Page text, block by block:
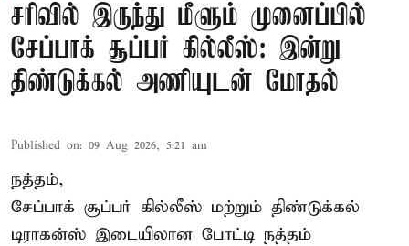
சரிவில் இருந்து மீளும் முனைப்பில்
சேப்பாக் சூப்பர் கில்லீஸ்: இன்று
திண்டுக்கல் அணியுடன் மோதல்
Published on: 09 Aug 2026, 5:21 am
நத்தம்,
சேப்பாக் சூப்பர் கில்லீஸ் மற்றும் திண்டுக்கல்
டிராகன்ஸ் இடையிலான போட்டி நத்தம்